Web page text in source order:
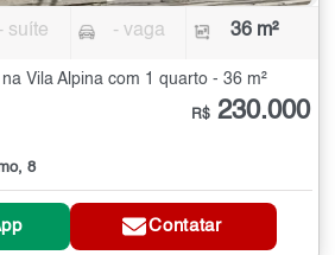
- suíte - vaga 36 m²
Vila Alpina com 1 quarto - 36 m²
8
R$ 230.000
Contatar